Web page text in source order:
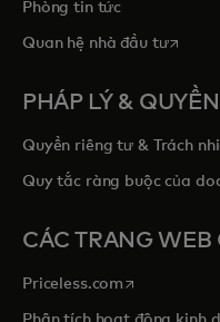
Phòng tin tức
Quan hệ nhà đầu tưopens
PHÁP LÝ &
Quyền riêng tư & Trách
Quy tắc ràng buộc của
CÁC TRANG WEB
Priceless.com opens in a